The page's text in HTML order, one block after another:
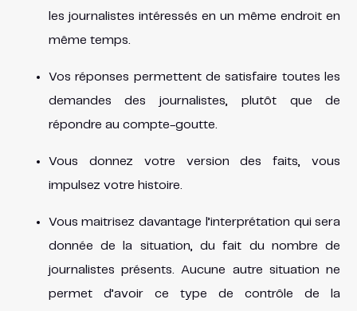
les journalistes intéressés en un même endroit en
même temps.
Vos réponses permettent de satisfaire toutes les
demandes des journalistes, plutôt que de
répondre au compte-goutte.
Vous donnez votre version des faits, vous
impulsez votre histoire.
Vous maitrisez davantage l’interprétation qui sera
donnée de la situation, du fait du nombre de
journalistes présents. Aucune autre situation ne
permet d’avoir ce type de contrôle de la